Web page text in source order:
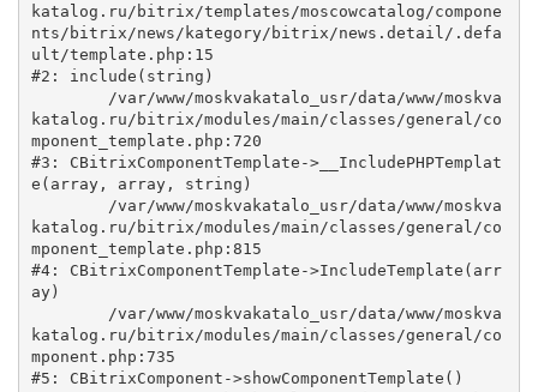
katalog.ru/bitrix/templates/moscowcatalog/compone
nts/bitrix/news/kategory/bitrix/news.detail/.defa
ult/template.php:15
#2: include(string)
katalog.ru/bitrix/modules/main/classes/general/co
mponent_template.php:720
#3: CBitrixComponentTemplate->__IncludePHPTemplat
e(array, array, string)
katalog.ru/bitrix/modules/main/classes/general/co
mponent_template.php:815
#4: CBitrixComponentTemplate->IncludeTemplate(arr
ay)
katalog.ru/bitrix/modules/main/classes/general/co
mponent.php:735
#5: CBitrixComponent->showComponentTemplate()